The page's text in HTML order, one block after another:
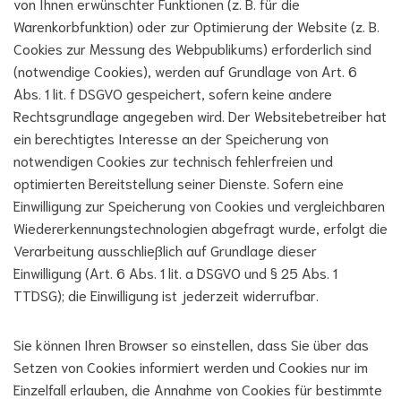
Warenkorbfunktion) oder zur Optimierung der Website (z. B.
Cookies zur Messung des Webpublikums) erforderlich sind
(notwendige Cookies), werden auf Grundlage von Art. 6
Abs. 1 lit. f DSGVO gespeichert, sofern keine andere
Rechtsgrundlage angegeben wird. Der Websitebetreiber hat
ein berechtigtes Interesse an der Speicherung von
notwendigen Cookies zur technisch fehlerfreien und
optimierten Bereitstellung seiner Dienste. Sofern eine
Einwilligung zur Speicherung von Cookies und vergleichbaren
Wiedererkennungstechnologien abgefragt wurde, erfolgt die
Verarbeitung ausschließlich auf Grundlage dieser
Einwilligung (Art. 6 Abs. 1 lit. a DSGVO und § 25 Abs. 1
TTDSG); die Einwilligung ist jederzeit widerrufbar.
Sie können Ihren Browser so einstellen, dass Sie über das
Setzen von Cookies informiert werden und Cookies nur im
Einzelfall erlauben, die Annahme von Cookies für bestimmte